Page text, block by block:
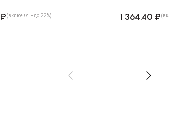
(включая ндс 22%) 1 364.40 ₽